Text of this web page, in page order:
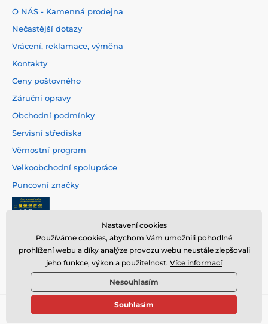
O NÁS - Kamenná prodejna
Nečastější dotazy
Vrácení, reklamace, výměna
Kontakty
Ceny poštovného
Záruční opravy
Obchodní podmínky
Servisní střediska
Věrnostní program
Velkoobchodní spolupráce
Puncovní značky
© 2026 www.hodinarstvi.cz ⦁ E-shop vytvořila SIMPLIA.cz
Nastavení cookies
Používáme cookies, abychom Vám umožnili pohodlné
prohlížení webu a díky analýze provozu webu neustále zlepšovali
jeho funkce, výkon a použitelnost. Více informací
Nesouhlasím
Souhlasím